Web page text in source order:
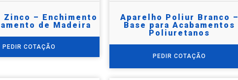
Zinco – Enchimento
de Madeira
PEDIR COTAÇÃO
Aparelho Poliur Branco –
Base para Acabamentos
Poliuretanos
PEDIR COTAÇÃO